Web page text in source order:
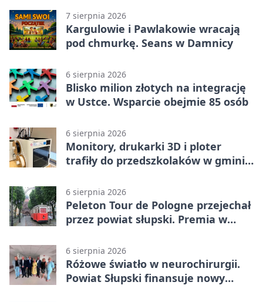
7 sierpnia 2026
Kargulowie i Pawlakowie wracają
pod chmurkę. Seans w Damnicy
6 sierpnia 2026
Blisko milion złotych na integrację
w Ustce. Wsparcie obejmie 85 osób
6 sierpnia 2026
Monitory, drukarki 3D i ploter
trafiły do przedszkolaków w gminie
6 sierpnia 2026
Peleton Tour de Pologne przejechał
przez powiat słupski. Premia w
6 sierpnia 2026
Różowe światło w neurochirurgii.
Powiat Słupski finansuje nowy